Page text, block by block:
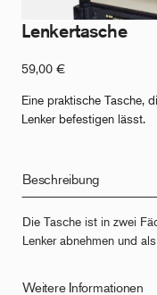
Lenkertasche
59,00 €
Eine praktische Tasche,
Lenker befestigen lässt.
Beschreibung
Die Tasche ist in zwei
Lenker abnehmen und
Weitere Informationen